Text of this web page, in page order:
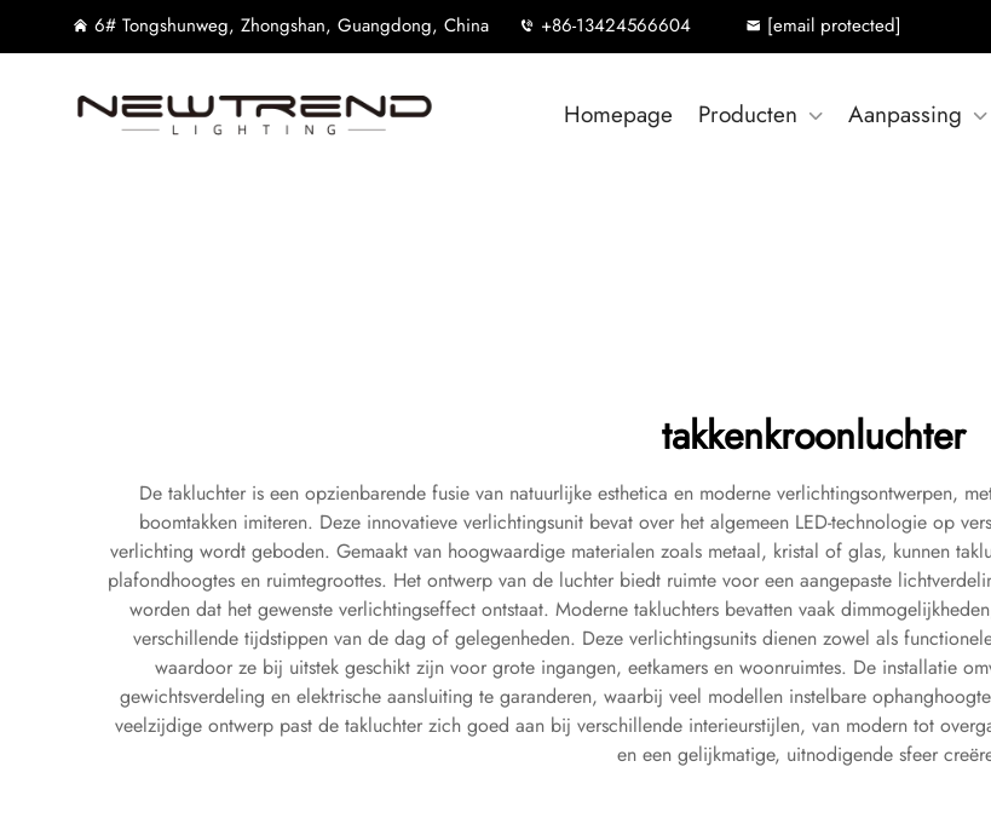
6# Tongshunweg, Zhongshan, Guangdong, China +86-13424566604 [email protected]
Homepage Producten Aanpassing
takkenkroonluchter
De takluchter is een opzienbarende fusie van natuurlijke esthetica en moderne verlichtingsontwerpen,
boomtakken imiteren. Deze innovatieve verlichtingsunit bevat over het algemeen LED-technologie op
verlichting wordt geboden. Gemaakt van hoogwaardige materialen zoals metaal, kristal of glas, kunnen
plafondhoogtes en ruimtegroottes. Het ontwerp van de luchter biedt ruimte voor een aangepaste
worden dat het gewenste verlichtingseffect ontstaat. Moderne takluchters bevatten vaak
verschillende tijdstippen van de dag of gelegenheden. Deze verlichtingsunits dienen zowel als
waardoor ze bij uitstek geschikt zijn voor grote ingangen, eetkamers en woonruimtes. De installatie
gewichtsverdeling en elektrische aansluiting te garanderen, waarbij veel modellen instelbare
veelzijdige ontwerp past de takluchter zich goed aan bij verschillende interieurstijlen, van modern tot
en een gelijkmatige, uitnodigende sfeer